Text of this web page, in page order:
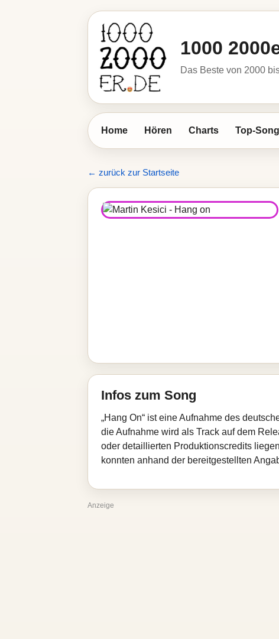
1000
Das Beste von 2000
Home Hören Charts Top-
← zurück zur Startseite
Infos zum Song
„Hang On“ ist eine Aufnahme des
die Aufnahme wird als Track auf dem
oder detaillierten Produktionscredits
konnten anhand der bereitgestellten
Anzeige